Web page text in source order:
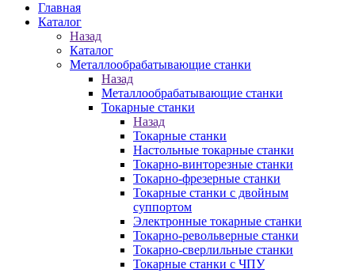
Главная
Каталог
Назад
Каталог
Металлообрабатывающие станки
Назад
Металлообрабатывающие станки
Токарные станки
Назад
Токарные станки
Настольные токарные станки
Токарно-винторезные станки
Токарно-фрезерные станки
Токарные станки с двойным
суппортом
Электронные токарные станки
Токарно-револьверные станки
Токарно-сверлильные станки
Токарные станки с ЧПУ